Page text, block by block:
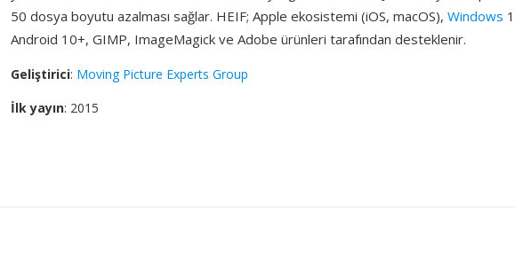
50 dosya boyutu azalması sağlar. HEIF; Apple ekosistemi (iOS, macOS), Windows
Android 10+, GIMP, ImageMagick ve Adobe ürünleri tarafından desteklenir.
Geliştirici: Moving Picture Experts Group
İlk yayın: 2015